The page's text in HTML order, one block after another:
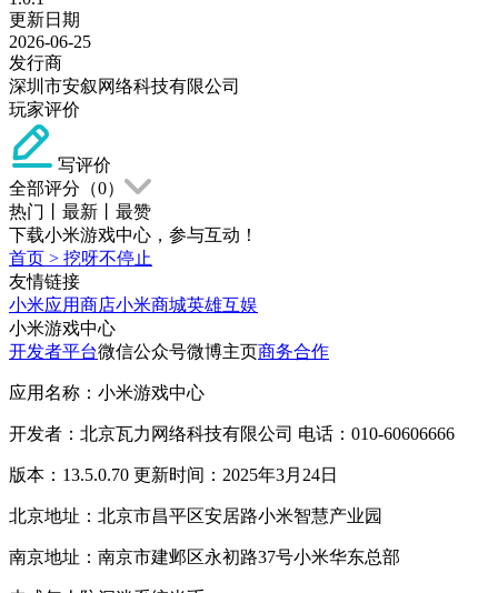
更新日期
2026-06-25
发行商
深圳市安叙网络科技有限公司
玩家评价
写评价
全部评分（0）
热门
最新
最赞
下载小米游戏中心，参与互动！
首页 > 挖呀不停止
友情链接
小米应用商店小米商城英雄互娱
小米游戏中心
开发者平台微信公众号微博主页商务合作
应用名称：小米游戏中心
开发者：北京瓦力网络科技有限公司 电话：010-60606666
版本：13.5.0.70 更新时间：2025年3月24日
北京地址：北京市昌平区安居路小米智慧产业园
南京地址：南京市建邺区永初路37号小米华东总部